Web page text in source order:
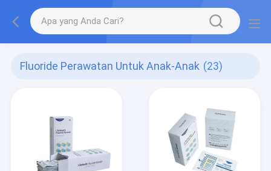
Fluoride Perawatan Untuk Anak-Anak (23)